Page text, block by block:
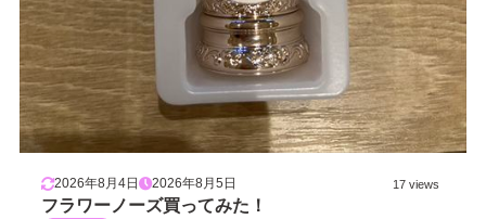
2026年8月4日 2026年8月5日 17 views
フラワーノーズ買ってみた！